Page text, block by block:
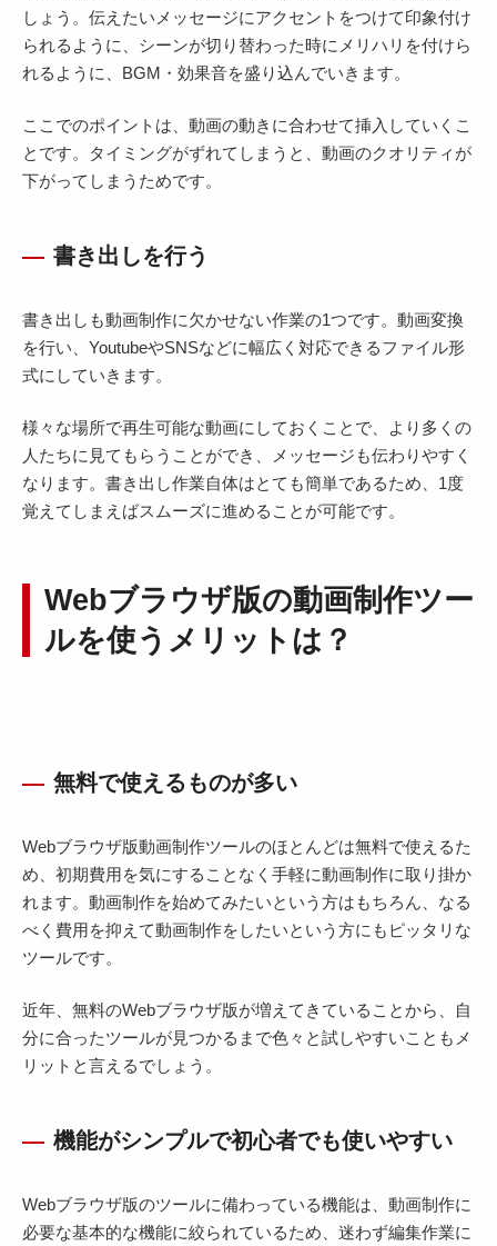
しょう。伝えたいメッセージにアクセントをつけて印象付け
られるように、シーンが切り替わった時にメリハリを付けら
れるように、BGM・効果音を盛り込んでいきます。
ここでのポイントは、動画の動きに合わせて挿入していくこ
とです。タイミングがずれてしまうと、動画のクオリティが
下がってしまうためです。
書き出しを行う
書き出しも動画制作に欠かせない作業の1つです。動画変換
を行い、YoutubeやSNSなどに幅広く対応できるファイル形
式にしていきます。
様々な場所で再生可能な動画にしておくことで、より多くの
人たちに見てもらうことができ、メッセージも伝わりやすく
なります。書き出し作業自体はとても簡単であるため、1度
覚えてしまえばスムーズに進めることが可能です。
Webブラウザ版の動画制作ツー
ルを使うメリットは？
無料で使えるものが多い
Webブラウザ版動画制作ツールのほとんどは無料で使えるた
め、初期費用を気にすることなく手軽に動画制作に取り掛か
れます。動画制作を始めてみたいという方はもちろん、なる
べく費用を抑えて動画制作をしたいという方にもピッタリな
ツールです。
近年、無料のWebブラウザ版が増えてきていることから、自
分に合ったツールが見つかるまで色々と試しやすいこともメ
リットと言えるでしょう。
機能がシンプルで初心者でも使いやすい
Webブラウザ版のツールに備わっている機能は、動画制作に
必要な基本的な機能に絞られているため、迷わず編集作業に